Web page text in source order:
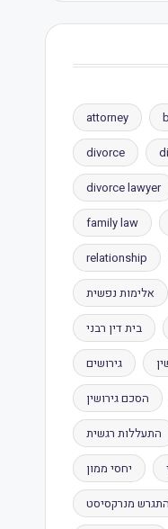
attorney
divorce
divorce lawyer
family law
relationship
אלימות נפשית
בית דין רבני
גירושים
הסכם גירושין
התעללות רגשית
יחסי ממון
מנרקסיסט